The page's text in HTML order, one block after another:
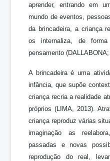
aprender, entrando em
mundo de eventos,
da brincadeira, a criança
os internaliza, de
pensamento
A brincadeira é uma
infância, que supõe
criança recria a realidade
próprios (LIMA, 2013).
criança reproduz várias
imaginação as
passadas e novas
reprodução do real,